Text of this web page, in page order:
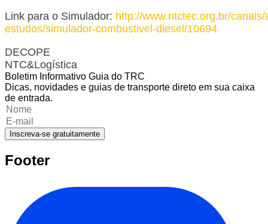
Link para o Simulador: http://www.ntctec.org.br/
estudos/simulador-combustivel-diesel/10694
DECOPE
NTC&Logística
Boletim Informativo Guia do TRC
Dicas, novidades e guias de transporte direto em sua caixa
de entrada.
Inscreva-se gratuitamente
Footer